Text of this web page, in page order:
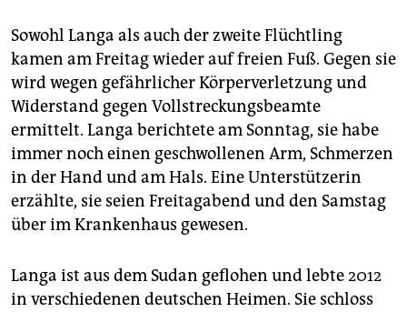
Sowohl Langa als auch der zweite Flüchtling
kamen am Freitag wieder auf freien Fuß. Gegen sie
wird wegen gefährlicher Körperverletzung und
Widerstand gegen Vollstreckungsbeamte
ermittelt. Langa berichtete am Sonntag, sie habe
immer noch einen geschwollenen Arm, Schmerzen
in der Hand und am Hals. Eine Unterstützerin
erzählte, sie seien Freitagabend und den Samstag
über im Krankenhaus gewesen.
Langa ist aus dem Sudan geflohen und lebte 2012
in verschiedenen deutschen Heimen. Sie schloss